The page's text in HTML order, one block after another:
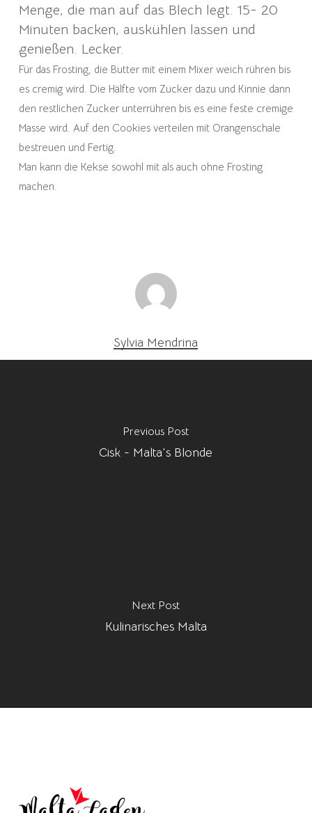
Menge, die man auf das Blech legt. 15- 20
Minuten backen, auskühlen lassen und
genießen. Lecker.
Für das Frosting, die Butter mit einem Mixer weich rühren bis
es cremig wird. Die Hälfte vom Zucker dazu und Kinnie dann
den restlichen Zucker unterrühren bis es eine feste cremige
Masse wird. Auf den Cookies verteilen mit Orangenschale
bestreuen und Fertig.
Man kann die Kekse sowohl mit als auch ohne Frosting
machen.
Sylvia Mendrina
Previous Post
Cisk - Malta's Blonde
Next Post
Kulinarisches Malta